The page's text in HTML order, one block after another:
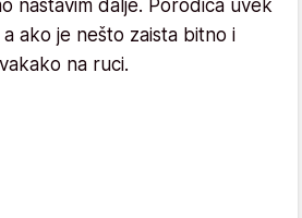
nastavim dalje. Porodica uvek
ako je nešto zaista bitno i
na ruci.